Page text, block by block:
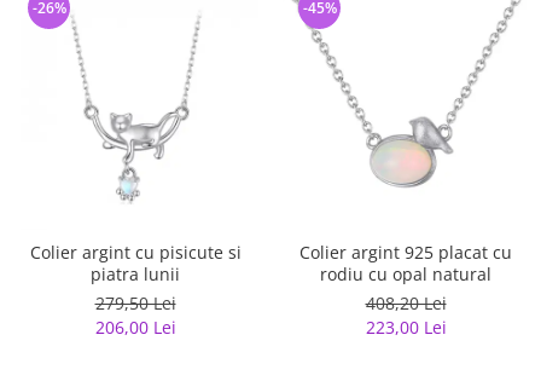
Colier argint cu pisicute si
piatra lunii
279,50 Lei
206,00 Lei
-26%
Colier argint 925 placat cu
rodiu cu opal natural
408,20 Lei
223,00 Lei
-45%